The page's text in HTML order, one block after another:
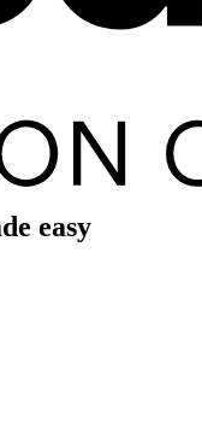
easy